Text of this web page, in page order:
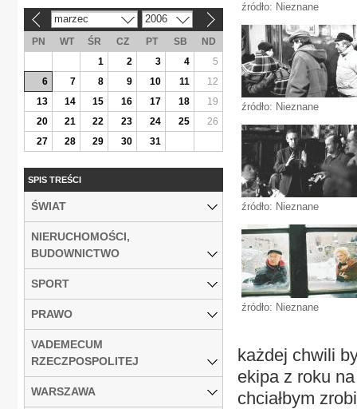
źródło: Nieznane
źródło: Nieznane
źródło: Nieznane
źródło: Nieznane
każdej chwili
ekipa z roku
chciałbym
marzec 2006
PN WT ŚR CZ PT SB
ND
1
2 3 4
5
6
7 8 9 10 11
12
13
14 15 16 17 18
19
20
21 22 23 24 25
26
27
28 29 30 31
SPIS TREŚCI
ŚWIAT
NIERUCHOMOŚCI,
BUDOWNICTWO
SPORT
PRAWO
VADEMECUM
RZECZPOSPOLITEJ
WARSZAWA